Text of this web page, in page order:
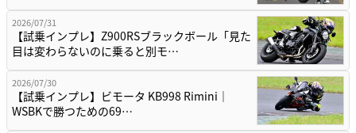
2026/07/31
【試乗インプレ】Z900RSブラックボール「見た
目は変わらないのに乗ると別モ…
2026/07/30
【試乗インプレ】ビモータ KB998 Rimini｜
WSBKで勝つための69…